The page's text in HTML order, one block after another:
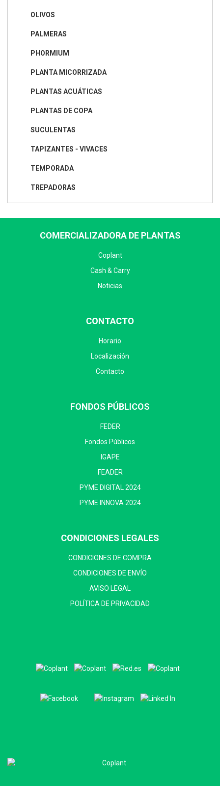
OLIVOS
PALMERAS
PHORMIUM
PLANTA MICORRIZADA
PLANTAS ACUÁTICAS
PLANTAS DE COPA
SUCULENTAS
TAPIZANTES - VIVACES
TEMPORADA
TREPADORAS
COMERCIALIZADORA DE PLANTAS
Coplant
Cash & Carry
Noticias
CONTACTO
Horario
Localización
Contacto
FONDOS PÚBLICOS
FEDER
Fondos Públicos
IGAPE
FEADER
PYME DIGITAL 2024
PYME INNOVA 2024
CONDICIONES LEGALES
CONDICIONES DE COMPRA
CONDICIONES DE ENVÍO
AVISO LEGAL
POLÍTICA DE PRIVACIDAD